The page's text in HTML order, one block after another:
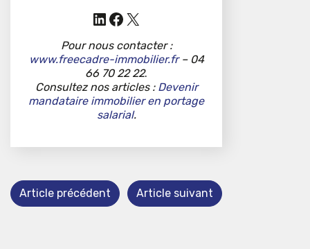
LinkedIn
Facebook
X
Pour nous contacter :
www.freecadre-immobilier.fr– 04
66 70 22 22.
Consultez nos articles : Devenir
mandataire immobilier en portage
salarial.
Article précédent Article suivant